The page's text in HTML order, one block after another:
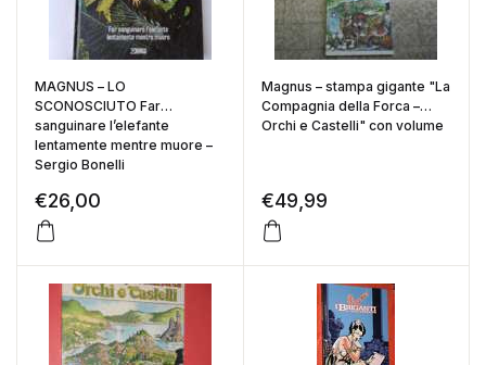
MAGNUS – LO
SCONOSCIUTO Far
sanguinare l’elefante
lentamente mentre muore –
Sergio Bonelli
€26,00
Magnus – stampa gigante "La
Compagnia della Forca –
Orchi e Castelli" con volume
€49,99